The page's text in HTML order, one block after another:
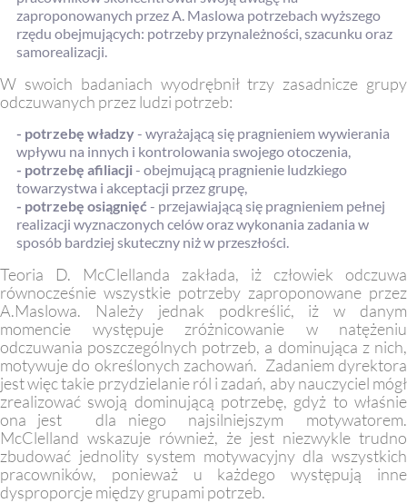
zaproponowanych przez A. Maslowa potrzebach wyższego
rzędu obejmujących: potrzeby przynależności, szacunku oraz
samorealizacji.
W swoich badaniach wyodrębnił trzy zasadnicze grupy
odczuwanych przez ludzi potrzeb:
- potrzebę władzy- wyrażającą się pragnieniem wywierania
wpływu na innych i kontrolowania swojego otoczenia,
- potrzebę afiliacji- obejmującą pragnienie ludzkiego
towarzystwa i akceptacji przez grupę,
- potrzebę osiągnięć - przejawiającą się pragnieniem pełnej
realizacji wyznaczonych celów oraz wykonania zadania w
sposób bardziej skuteczny niż w przeszłości.
Teoria D. McClellanda zakłada, iż człowiek odczuwa
równocześnie wszystkie potrzeby zaproponowane przez
A.Maslowa. Należy jednak podkreślić, iż w danym
momencie występuje zróżnicowanie w natężeniu
odczuwania poszczególnych potrzeb, a dominująca z nich,
motywuje do określonych zachowań. Zadaniem dyrektora
jest więc takie przydzielanie ról i zadań, aby nauczyciel mógł
zrealizować swoją dominującą potrzebę, gdyż to właśnie
ona jest dla niego najsilniejszym motywatorem.
McClelland wskazuje również, że jest niezwykle trudno
zbudować jednolity system motywacyjny dla wszystkich
pracowników, ponieważ u każdego występują inne
dysproporcje między grupami potrzeb.